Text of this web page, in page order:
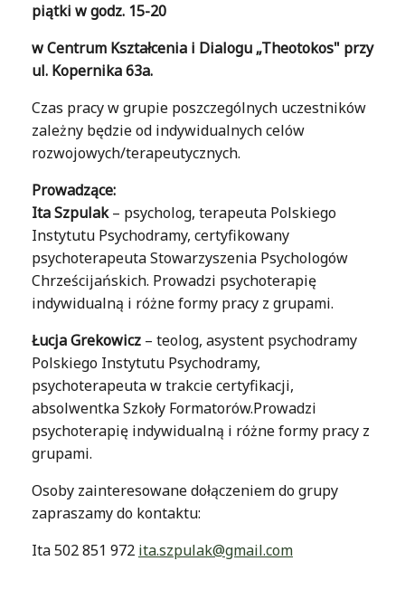
piątki w godz. 15-20
w Centrum Kształcenia i Dialogu „Theotokos" przy
ul. Kopernika 63a.
Czas pracy w grupie poszczególnych uczestników
zależny będzie od indywidualnych celów
rozwojowych/terapeutycznych.
Prowadzące:
Ita Szpulak– psycholog, terapeuta Polskiego
Instytutu Psychodramy, certyfikowany
psychoterapeuta Stowarzyszenia Psychologów
Chrześcijańskich. Prowadzi psychoterapię
indywidualną i różne formy pracy z grupami.
Łucja Grekowicz – teolog, asystent psychodramy
Polskiego Instytutu Psychodramy,
psychoterapeuta w trakcie certyfikacji,
absolwentka Szkoły Formatorów.Prowadzi
psychoterapię indywidualną i różne formy pracy z
grupami.
Osoby zainteresowane dołączeniem do grupy
zapraszamy do kontaktu:
Ita 502 851 972 ita.szpulak@gmail.com